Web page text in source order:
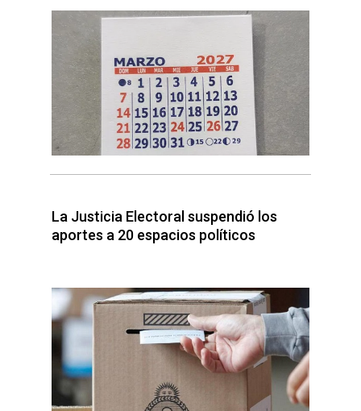
La Justicia Electoral suspendió los
aportes a 20 espacios políticos